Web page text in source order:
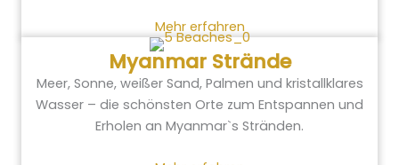
Mehr erfahren
Myanmar Strände
Meer, Sonne, weißer Sand, Palmen und kristallklares
Wasser – die schönsten Orte zum Entspannen und
Erholen an Myanmar`s Stränden.